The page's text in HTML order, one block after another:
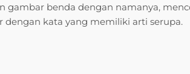
gambar benda dengan namanya,
kata yang memiliki arti serupa.